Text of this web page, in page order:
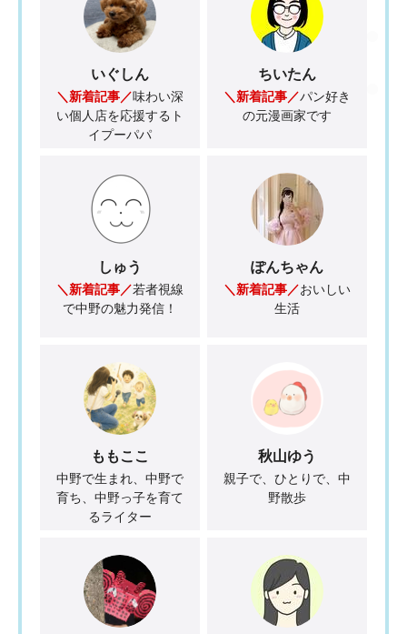
いぐしん
＼新着記事／味わい深
い個人店を応援するト
イプーパパ
ちいたん
＼新着記事／パン好き
の元漫画家です
しゅう
＼新着記事／若者視線
で中野の魅力発信！
ぽんちゃん
＼新着記事／おいしい
生活
ももここ
中野で生まれ、中野で
育ち、中野っ子を育て
るライター
秋山ゆう
親子で、ひとりで、中
野散歩